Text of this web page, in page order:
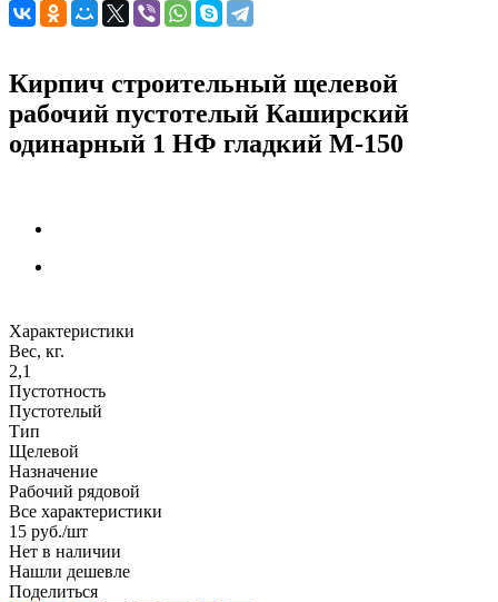
Кирпич строительный щелевой
рабочий пустотелый Каширский
одинарный 1 НФ гладкий М-150
Характеристики
Вес, кг.
2,1
Пустотность
Пустотелый
Тип
Щелевой
Назначение
Рабочий рядовой
Все характеристики
15 руб./шт
Нет в наличии
Нашли дешевле
Поделиться